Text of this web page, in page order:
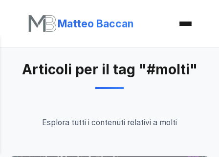
Matteo Baccan
Articoli per il tag "#molti"
Esplora tutti i contenuti relativi a molti